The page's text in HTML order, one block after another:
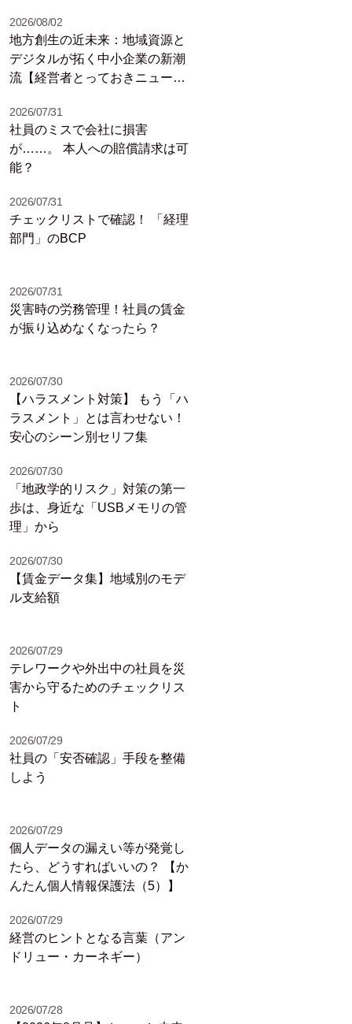
2026/08/02
地方創生の近未来：地域資源と
デジタルが拓く中小企業の新潮
流【経営者とっておきニュー
2026/07/31
社員のミスで会社に損害
が……。 本人への賠償請求は可
能？
2026/07/31
チェックリストで確認！ 「経理
部門」のBCP
2026/07/31
災害時の労務管理！社員の賃金
が振り込めなくなったら？
2026/07/30
【ハラスメント対策】 もう「ハ
ラスメント」とは言わせない！
安心のシーン別セリフ集
2026/07/30
「地政学的リスク」対策の第一
歩は、身近な「USBメモリの管
理」から
2026/07/30
【賃金データ集】地域別のモデ
ル支給額
2026/07/29
テレワークや外出中の社員を災
害から守るためのチェックリス
ト
2026/07/29
社員の「安否確認」手段を整備
しよう
2026/07/29
個人データの漏えい等が発覚し
たら、どうすればいいの？ 【か
んたん個人情報保護法（5）】
2026/07/29
経営のヒントとなる言葉（アン
ドリュー・カーネギー）
2026/07/28